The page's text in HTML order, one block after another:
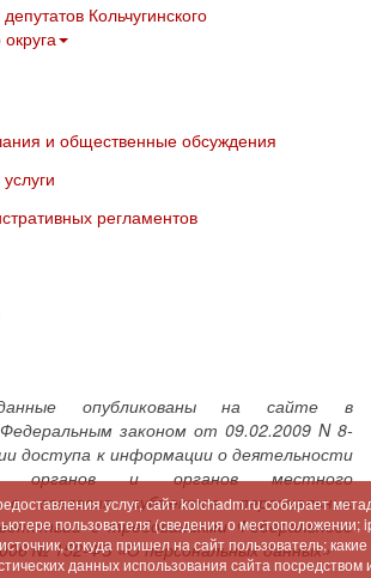
Кольчугинского
и общественные обсуждения
регламентов
опубликованы на сайте в
законом от 09.02.2009 N 8-
доступа к информации о деятельности
органов и органов местного
с согласия субъектов персональных
с требованиями Федерального
№ 152-ФЗ «О персональных данных»
услуг, сайт kolchadm.ru собирает
пользователя (сведения о местоположении;
откуда пришел на сайт пользователь;
данных использования сайта